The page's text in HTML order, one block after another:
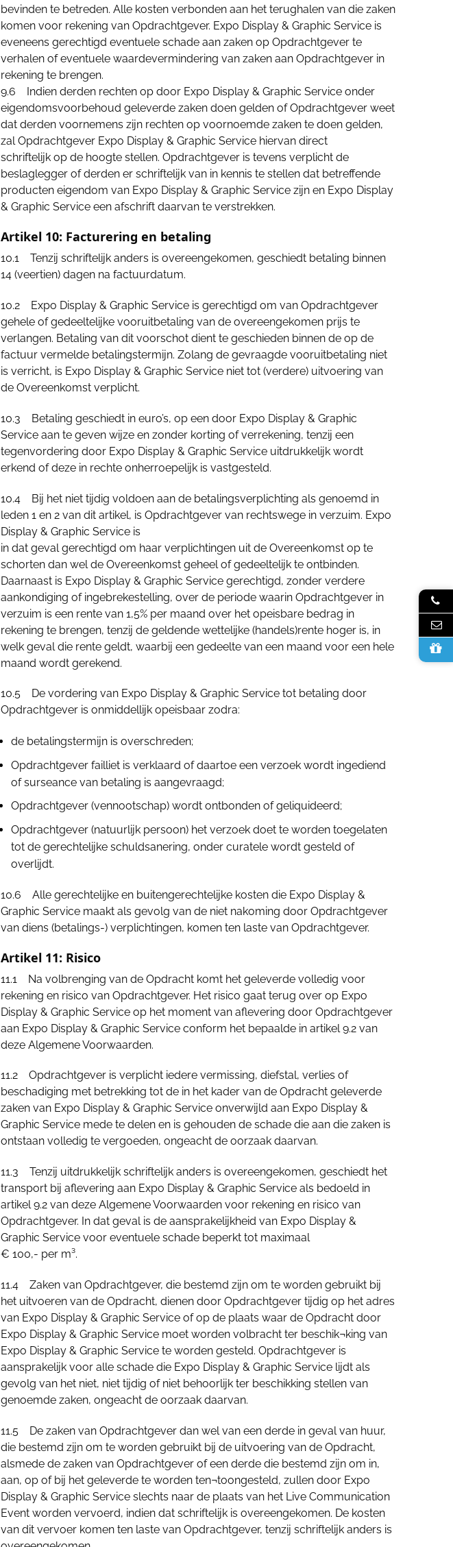
bevinden te betreden. Alle kosten verbonden aan het terughalen van die zaken
komen voor rekening van Opdrachtgever. Expo Display & Graphic Service is
eveneens gerechtigd eventuele schade aan zaken op Opdrachtgever te
verhalen of eventuele waardevermindering van zaken aan Opdrachtgever in
rekening te brengen.
9.6 Indien derden rechten op door Expo Display & Graphic Service onder
eigendomsvoorbehoud geleverde zaken doen gelden of Opdrachtgever weet
dat derden voornemens zijn rechten op voornoemde zaken te doen gelden,
zal Opdrachtgever Expo Display & Graphic Service hiervan direct
schriftelijk op de hoogte stellen. Opdrachtgever is tevens verplicht de
beslaglegger of derden er schriftelijk van in kennis te stellen dat betreffende
producten eigendom van Expo Display & Graphic Service zijn en Expo Display
& Graphic Service een afschrift daarvan te verstrekken.
Artikel 10: Facturering en betaling
10.1 Tenzij schriftelijk anders is overeengekomen, geschiedt betaling binnen
14 (veertien) dagen na factuurdatum.
10.2 Expo Display & Graphic Service is gerechtigd om van Opdrachtgever
gehele of gedeeltelijke vooruitbetaling van de overeengekomen prijs te
verlangen. Betaling van dit voorschot dient te geschieden binnen de op de
factuur vermelde betalingstermijn. Zolang de gevraagde vooruitbetaling niet
is verricht, is Expo Display & Graphic Service niet tot (verdere) uitvoering van
de Overeenkomst verplicht.
10.3 Betaling geschiedt in euro’s, op een door Expo Display & Graphic
Service aan te geven wijze en zonder korting of verrekening, tenzij een
tegenvordering door Expo Display & Graphic Service uitdrukkelijk wordt
erkend of deze in rechte onherroepelijk is vastgesteld.
10.4 Bij het niet tijdig voldoen aan de betalingsverplichting als genoemd in
leden 1 en 2 van dit artikel, is Opdrachtgever van rechtswege in verzuim. Expo
Display & Graphic Service is
in dat geval gerechtigd om haar verplichtingen uit de Overeenkomst op te
schorten dan wel de Overeenkomst geheel of gedeeltelijk te ontbinden.
Daarnaast is Expo Display & Graphic Service gerechtigd, zonder verdere
aankondiging of ingebrekestelling, over de periode waarin Opdrachtgever in
verzuim is een rente van 1,5% per maand over het opeisbare bedrag in
rekening te brengen, tenzij de geldende wettelijke (handels)rente hoger is, in
welk geval die rente geldt, waarbij een gedeelte van een maand voor een hele
maand wordt gerekend.
10.5 De vordering van Expo Display & Graphic Service tot betaling door
Opdrachtgever is onmiddellijk opeisbaar zodra:
de betalingstermijn is overschreden;
Opdrachtgever failliet is verklaard of daartoe een verzoek wordt ingediend
of surseance van betaling is aangevraagd;
Opdrachtgever (vennootschap) wordt ontbonden of geliquideerd;
Opdrachtgever (natuurlijk persoon) het verzoek doet te worden toegelaten
tot de gerechtelijke schuldsanering, onder curatele wordt gesteld of
overlijdt.
​​​​​​​10.6 Alle gerechtelijke en buitengerechtelijke kosten die Expo Display &
Graphic Service maakt als gevolg van de niet nakoming door Opdrachtgever
van diens (betalings-) verplichtingen, komen ten laste van Opdrachtgever.
Artikel 11: Risico
11.1 Na volbrenging van de Opdracht komt het geleverde volledig voor
rekening en risico van Opdrachtgever. Het risico gaat terug over op Expo
Display & Graphic Service op het moment van aflevering door Opdrachtgever
aan Expo Display & Graphic Service conform het bepaalde in artikel 9.2 van
deze Algemene Voorwaarden.
11.2 Opdrachtgever is verplicht iedere vermissing, diefstal, verlies of
beschadiging met betrekking tot de in het kader van de Opdracht geleverde
zaken van Expo Display & Graphic Service onverwijld aan Expo Display &
Graphic Service mede te delen en is gehouden de schade die aan die zaken is
ontstaan volledig te vergoeden, ongeacht de oorzaak daarvan.
11.3 Tenzij uitdrukkelijk schriftelijk anders is overeengekomen, geschiedt het
transport bij aflevering aan Expo Display & Graphic Service als bedoeld in
artikel 9.2 van deze Algemene Voorwaarden voor rekening en risico van
Opdrachtgever. In dat geval is de aansprakelijkheid van Expo Display &
Graphic Service voor eventuele schade beperkt tot maximaal
€ 100,- per m³.
11.4 Zaken van Opdrachtgever, die bestemd zijn om te worden gebruikt bij
het uitvoeren van de Opdracht, dienen door Opdrachtgever tijdig op het adres
van Expo Display & Graphic Service of op de plaats waar de Opdracht door
Expo Display & Graphic Service moet worden volbracht ter beschik¬king van
Expo Display & Graphic Service te worden gesteld. Opdrachtgever is
aansprakelijk voor alle schade die Expo Display & Graphic Service lijdt als
gevolg van het niet, niet tijdig of niet behoorlijk ter beschikking stellen van
genoemde zaken, ongeacht de oorzaak daarvan.
11.5 De zaken van Opdrachtgever dan wel van een derde in geval van huur,
die bestemd zijn om te worden gebruikt bij de uitvoering van de Opdracht,
alsmede de zaken van Opdrachtgever of een derde die bestemd zijn om in,
aan, op of bij het geleverde te worden ten¬toongesteld, zullen door Expo
Display & Graphic Service slechts naar de plaats van het Live Communication
Event worden vervoerd, indien dat schriftelijk is overeengekomen. De kosten
van dit vervoer komen ten laste van Opdrachtgever, tenzij schriftelijk anders is